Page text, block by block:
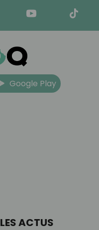
Google Play
LES ACTUS